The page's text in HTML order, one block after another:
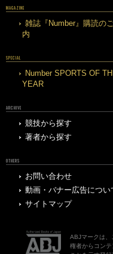
MAGAZINE
雑誌『Number』購読の
内
SPECIAL
Number SPORTS OF
YEAR
ARCHIVE
競技から探す
著者から探す
OTHERS
お問い合わせ
動画・バナー広告につい
サイトマップ
ABJマークは、
権者からコン